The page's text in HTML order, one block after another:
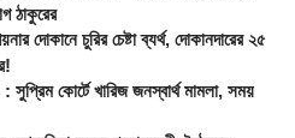
ঠাকুরের
দোকানে চুরির চেষ্টা ব্যর্থ, দোকানদারের ২৫
কোর্টে খারিজ জনস্বার্থ মামলা, সময়